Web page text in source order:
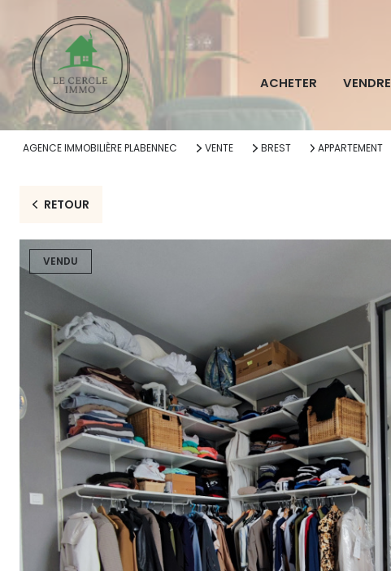
ACHETER VENDRE
AGENCE IMMOBILIÈRE PLABENNEC VENTE BREST APPARTEMENT
RETOUR
VENDU